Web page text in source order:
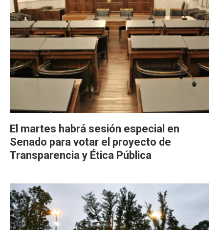
El martes habrá sesión especial en
Senado para votar el proyecto de
Transparencia y Ética Pública